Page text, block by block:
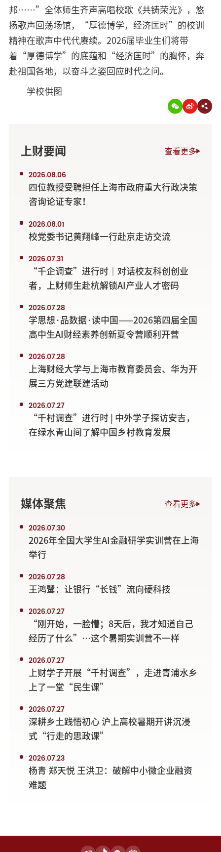
邦……”全体师生齐声高唱校歌《共铸荣光》，悠
扬歌声回荡场馆，“厚德博学，经济匡时”的校训
精神在歌声中代代赓续。2026届毕业生们将带
着“厚德博学”的底蕴和“经济匡时”的胸怀，奔
赴祖国各地，以奋斗之姿回应时代之问。
学校供图
上财要闻 查看更多
2026.08.06
四位教授受聘担任上海市政府重大行政决策
咨询论证专家！
2026.08.01
校党委书记黄翔峰一行赴京走访交流
2026.07.31
“千企调查”进行时｜对话校友科创创业
者，上财师生赴杭解锁AI产业人才密码
2026.07.28
学思想·品数据·读中国——2026第四届全国
高中生AI财经素养创新夏令营顺利开营
2026.07.28
上海财经大学与上海市教育委员会、华为开
展三方党建联建活动
2026.07.27
“千村调查”进行时 | 中外学子探访安吉，
在绿水青山间了解中国乡村教育发展
媒体聚焦 查看更多
2026.07.30
2026年全国大学生AI金融研学实训营在上海
举行
2026.07.28
王鸿鹭：让银行“长钱”流向硬科技
2026.07.27
“刚开始，一脸懵；8天后，我才知道自己
经历了什么”…这个暑期实训营不一样
2026.07.27
上财学子开展“千村调查”，走进青浦水乡
上了一堂“民生课”
2026.07.27
深耕乡土践悟初心 沪上高校暑期开讲沉浸
式“行走的思政课”
2026.07.23
杨青 郑天悦 王洪卫：破解中小微企业融资
难题